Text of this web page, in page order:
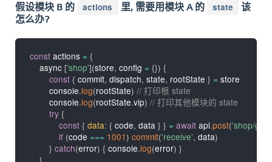
假设模块 B 的 actions 里, 需要用模块 A 的 state
该
怎么办?
const actions = {
    async
['shop'](store, config = {}) {
const { commit, dispatch, state, rootState } = store
        console
.log(rootState) // 打印根 state
        console
.log(rootState.vip) // 打印其他模块的 state
try {
const { data: { code, data } } = await api.post('shop/
if (code === 1001) commit('receive', data)
} catch(error) { console.log(error) }
}